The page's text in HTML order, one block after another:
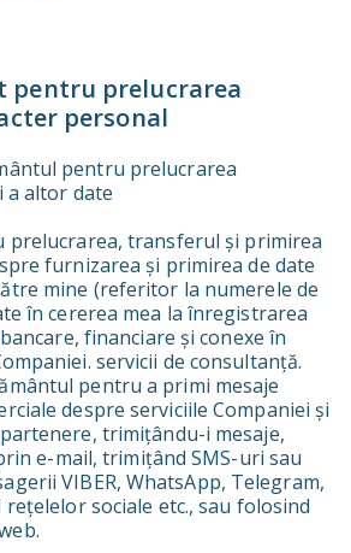
pentru prelucrarea
personal
pentru prelucrarea
a altor date
prelucrarea, transferul și primirea
furnizarea și primirea de date
mine (referitor la numerele de
în cererea mea la înregistrarea
financiare și conexe în
servicii de consultanță.
pentru a primi mesaje
despre serviciile Companiei și
trimițându-i mesaje,
e-mail, trimițând SMS-uri sau
VIBER, WhatsApp, Telegram,
sociale etc., sau folosind